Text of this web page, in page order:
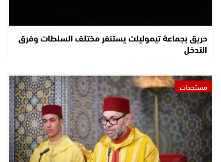
حريق بجماعة تيموليلت يستنفر مختلف السلطات وفرق
التدخل
مستجدات